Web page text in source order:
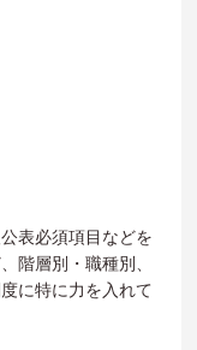
表必須項目などを
階層別・職種別、
に特に力を入れて